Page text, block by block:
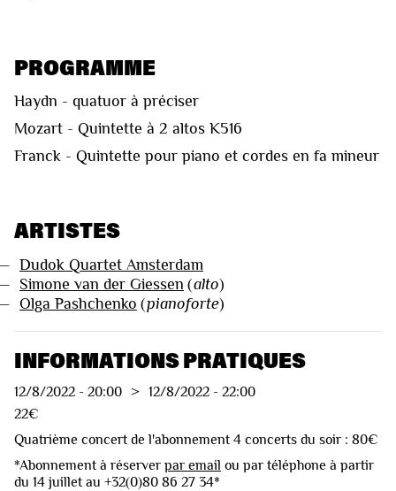
PROGRAMME
Haydn - quatuor à préciser
Mozart - Quintette à 2 altos K516
Franck - Quintette pour piano et cordes en fa mineur
ARTISTES
Dudok Quartet Amsterdam
Simone van der Giessen (alto)
Olga Pashchenko (pianoforte)
INFORMATIONS PRATIQUES
12/8/2022 - 20:00 > 12/8/2022 - 22:00
22€
Quatrième concert de l'abonnement 4 concerts du soir : 80€
*Abonnement à réserver par email ou par téléphone à partir
du 14 juillet au +32(0)80 86 27 34*